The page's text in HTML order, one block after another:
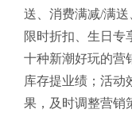
送、消费满减/满送
限时折扣、生日专
十种新潮好玩的营
库存提业绩；活动
果，及时调整